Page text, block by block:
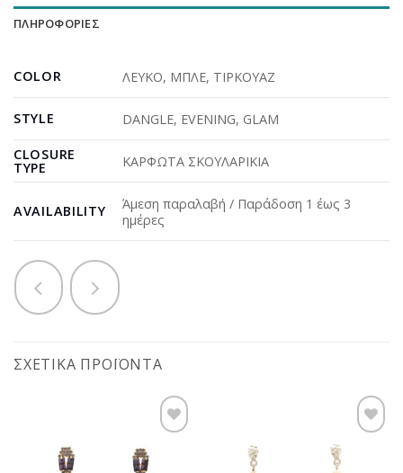
ΠΛΗΡΟΦΟΡΊΕΣ
COLOR ΛΕΥΚΟ, ΜΠΛΕ, ΤΙΡΚΟΥΑΖ
STYLE DANGLE, EVENING, GLAM
CLOSURE
TYPE ΚΑΡΦΩΤΑ ΣΚΟΥΛΑΡΙΚΙΑ
AVAILABILITY
Άμεση παραλαβή / Παράδοση 1 έως 3
ημέρες
ΣΧΕΤΙΚΆ ΠΡΟΪΌΝΤΑ
Προσθήκη
Προσθήκη